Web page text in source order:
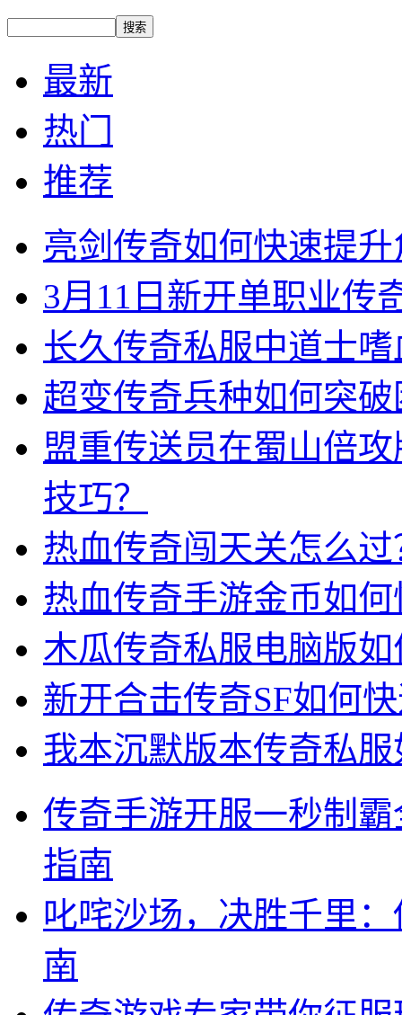
最新
热门
推荐
亮剑传奇如何快速提
3月11日新开单职业传
长久传奇私服中道士
超变传奇兵种如何突
盟重传送员在蜀山倍
技巧？
热血传奇闯天关怎么
热血传奇手游金币如
木瓜传奇私服电脑版
新开合击传奇SF如何
我本沉默版本传奇私
传奇手游开服一秒制
指南
叱咤沙场，决胜千里
南